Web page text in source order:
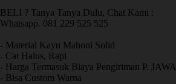
BELI ? Tanya Tanya Dulu, Chat Kami :
Whatsapp. 081 229 525 525
- Material Kayu Mahoni Solid
- Cat Halus, Rapi
- Harga Termasuk Biaya Pengiriman P. JAWA
- Bisa Custom Warna